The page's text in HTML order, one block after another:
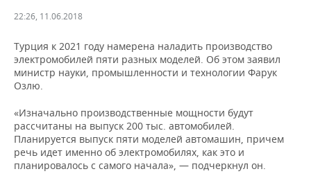
ДЕКЛАРАЦИИ О ДОХОДАХ
КОРОЛИ ГОСЗАКАЗА ПФО
КОМУ ПРИНАДЛЕЖАТ
ТОРГОВЫЕ ЦЕНТРЫ
ТАТАРСТАНА
НОВОСТИ ЭКОНОМИКИ
ФИНАНСЫ
БЮДЖЕТ
ИНВЕСТИЦИИ
ПРОМЫШЛЕННОСТЬ
НОВОСТИ
ПРОМЫШЛЕННОСТИ
АГРОПРОМ
МАШИНОСТРОЕНИЕ
НЕДВИЖИМОСТЬ
НОВОСТИ АВТО
БИЗНЕС
НОВОСТИ БИЗНЕСА
ТЕХНОЛОГИИ
22:26, 11.06.2018
Турция к 2021 году намерена наладить производство
электромобилей пяти разных моделей. Об этом заявил
министр науки, промышленности и технологии Фарук
Озлю.
«Изначально производственные мощности будут
рассчитаны на выпуск 200 тыс. автомобилей.
Планируется выпуск пяти моделей автомашин, причем
речь идет именно об электромобилях, как это и
планировалось с самого начала», — подчеркнул он.